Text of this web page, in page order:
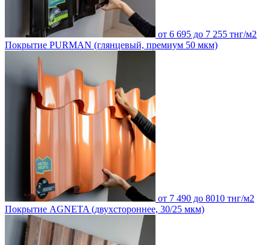
от 6 695 до 7 255 тнг/м2
Покрытие PURMAN (глянцевый, премиум 50 мкм)
от 7 490 до 8010 тнг/м2
Покрытие AGNETA (двухстороннее, 30/25 мкм)